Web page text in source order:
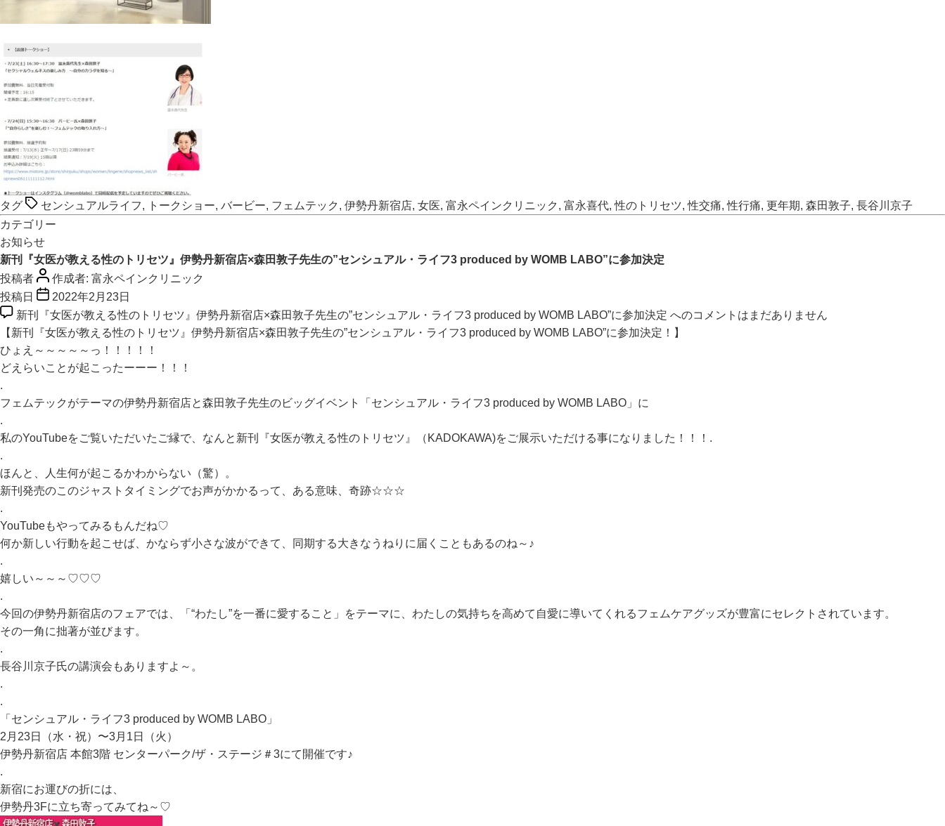
タグ センシュアルライフ, トークショー, バービー, フェムテック , 伊勢丹新宿店, 女医, 富永ペインクリニック , 富永喜代,性のトリセツ,性交痛,性行痛, 更年期, 森田敦子, 長谷川京子
カテゴリー
お知らせ
新刊『女医が教える性のトリセツ』伊勢丹新宿店×森田敦子先生の”センシュアル・ライフ3 produced by WOMB LABO”に参加決定
投稿者
作成者: 富永ペインクリニック
投稿日
2022年2月23日
新刊『女医が教える性のトリセツ』伊勢丹新宿店×森田敦子先生の”センシュアル・ライフ3 produced by WOMB LABO”に参加決定 へのコメントはまだありません
【新刊『女医が教える性のトリセツ』伊勢丹新宿店×森田敦子先生の”センシュアル・ライフ3 produced by WOMB LABO”に参加決定！】
ひょえ～～～～～っ！！！！！
どえらいことが起こったーーー！！！
.
フェムテックがテーマの伊勢丹新宿店と森田敦子先生のビッグイベント「センシュアル・ライフ3 produced by WOMB LABO」に
.
私のYouTubeをご覧いただいたご縁で、なんと新刊『女医が教える性のトリセツ』（KADOKAWA)をご展示いただける事になりました！！！.
.
ほんと、人生何が起こるかわからない（驚）。
新刊発売のこのジャストタイミングでお声がかかるって、ある意味、奇跡☆☆☆
.
YouTubeもやってみるもんだね♡
何か新しい行動を起こせば、かならず小さな波ができて、同期する大きなうねりに届くこともあるのね～♪
.
嬉しい～～～♡♡♡
.
今回の伊勢丹新宿店のフェアでは、「“わたし”を一番に愛すること」をテーマに、わたしの気持ちを高めて自愛に導いてくれるフェムケアグッズが豊富にセレクトされています。
その一角に拙著が並びます。
.
長谷川京子氏の講演会もありますよ～。
.
.
「センシュアル・ライフ3 produced by WOMB LABO」
2⽉23⽇（⽔・祝）〜3⽉1⽇（火）
伊勢丹新宿店 本館3階 センターパーク/ザ・ステージ＃3にて開催です♪
.
新宿にお運びの折には、
伊勢丹3Fに立ち寄ってみてね～♡